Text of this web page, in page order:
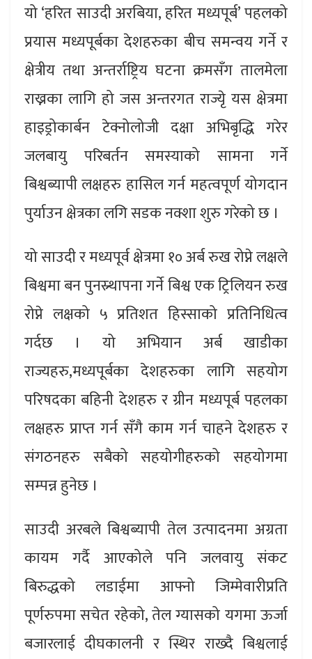
यो ‘हरित साउदी अरबिया, हरित मध्यपूर्ब’ पहलको
प्रयास मध्यपूर्बका देशहरुका बीच समन्वय गर्ने र
क्षेत्रीय तथा अन्तर्राष्ट्रिय घटना क्रमसँग तालमेला
राख्नका लागि हो जस अन्तरगत राज्यृे यस क्षेत्रमा
हाइड्रोकार्बन टेक्नोलोजी दक्षा अभिबृद्धि गरेर
जलबायु परिबर्तन समस्याको सामना गर्ने
बिश्वब्यापी लक्षहरु हासिल गर्न महत्वपूर्ण योगदान
पुर्याउन क्षेत्रका लगि सडक नक्शा शुरु गरेको छ ।
यो साउदी र मध्यपूर्व क्षेत्रमा १० अर्ब रुख रोप्ने लक्षले
बिश्वमा बन पुनस्र्थापना गर्ने बिश्व एक ट्रिलियन रुख
रोप्ने लक्षको ५ प्रतिशत हिस्साको प्रतिनिधित्व
गर्दछ । यो अभियान अर्ब खाडीका
राज्यहरु,मध्यपूर्बका देशहरुका लागि सहयोग
परिषदका बहिनी देशहरु र ग्रीन मध्यपूर्ब पहलका
लक्षहरु प्राप्त गर्न सँगै काम गर्न चाहने देशहरु र
संगठनहरु सबैको सहयोगीहरुको सहयोगमा
सम्पन्न हुनेछ ।
साउदी अरबले बिश्वब्यापी तेल उत्पादनमा अग्रता
कायम गर्दै आएकोले पनि जलवायु संकट
बिरुद्धको लडाईमा आफ्नो जिम्मेवारीप्रति
पूर्णरुपमा सचेत रहेको, तेल ग्यासको यगमा ऊर्जा
बजारलाई दीघकालनी र स्थिर राख्दै बिश्वलाई